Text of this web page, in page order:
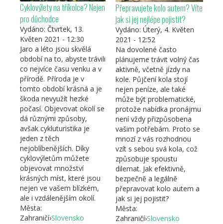
Cyklovýlety na tříkolce? Nejen
pro důchodce
Vydáno: Čtvrtek, 13.
Květen 2021 - 12:30
Jaro a léto jsou skvělá
období na to, abyste trávili
co nejvíce času venku a v
přírodě. Příroda je v
tomto období krásná a je
škoda nevyužít hezké
počasí. Objevovat okolí se
dá různými způsoby,
avšak cykluturistika je
jeden z těch
nejoblíbenějších. Díky
cyklovýletům můžete
objevovat množství
krásných míst, které jsou
nejen ve vašem blízkém,
ale i vzdálenějším okolí.
Města:
Zahraničí›Slovensko
Přepravujete kolo autem? Víte
jak si jej nejlépe pojistit?
Vydáno: Úterý, 4. Květen
2021 - 12:52
Na dovolené často
plánujeme trávit volný čas
aktivně, včetně jízdy na
kole. Půjčení kola stojí
nejen peníze, ale také
může být problematické,
protože nabídka pronájmu
není vždy přizpůsobena
vašim potřebám. Proto se
mnozí z vás rozhodnou
vzít s sebou svá kola, což
způsobuje spoustu
dilemat. Jak efektivně,
bezpečně a legálně
přepravovat kolo autem a
jak si jej pojistit?
Města:
Zahraničí›Slovensko